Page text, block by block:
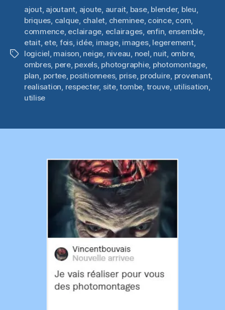
Étiquettes
ajout, ajoutant, ajoute, aurait, base, blender, bleu,
briques, calque, chalet, cheminee, coince, com,
commence, eclairage, eclairages, enfin, ensemble,
etait, ete, fois, idée, image, images, legerement,
logiciel, maison, neige, niveau, noel, nuit, ombre,
ombres, pere, pexels, photographie, photomontage,
plan, portee, positionnees, prise, produire, provenant,
realisation, respecter, site,tombe, trouve, utilisation,
utilise